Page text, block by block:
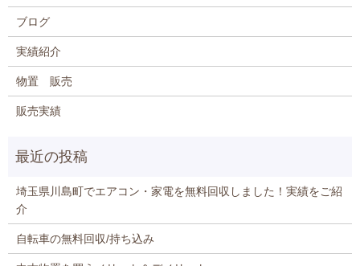
ブログ
実績紹介
物置 販売
販売実績
埼玉県川島町でエアコン・家電を無料回収しました！実績をご紹
介
自転車の無料回収/持ち込み